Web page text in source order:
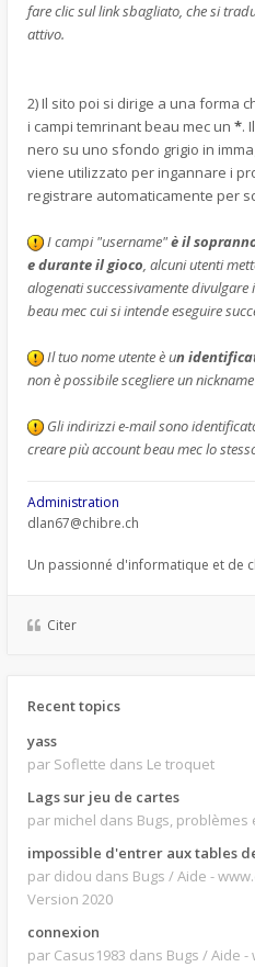
fare clic sul link sbagliato, che si
attivo.
2) Il sito poi si dirige a una forma
i campi temrinant beau mec un *.
nero su uno sfondo grigio in
viene utilizzato per ingannare i
registrare automaticamente per
I campi "username"è il
e durante il gioco, alcuni utenti
alogenati successivamente
beau mec cui si intende eseguire
Il tuo nome utente è un
non è possibile scegliere un
Gli indirizzi e-mail sono
creare più account beau mec lo
Administration
dlan67@chibre.ch
Un passionné d'informatique et de
Citer
Recent topics
yass
par Soflette dans Le troquet
Lags sur jeu de cartes
par michel dans Bugs,
impossible d'entrer aux
par didou dans Bugs / Aide -
Version 2020
connexion
par Casus1983 dans Bugs / Aide